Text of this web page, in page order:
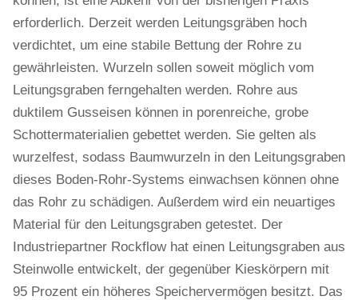
erforderlich. Derzeit werden Leitungsgräben hoch
verdichtet, um eine stabile Bettung der Rohre zu
gewährleisten. Wurzeln sollen soweit möglich vom
Leitungsgraben ferngehalten werden. Rohre aus
duktilem Gusseisen können in porenreiche, grobe
Schottermaterialien gebettet werden. Sie gelten als
wurzelfest, sodass Baumwurzeln in den Leitungsgraben
dieses Boden-Rohr-Systems einwachsen können ohne
das Rohr zu schädigen. Außerdem wird ein neuartiges
Material für den Leitungsgraben getestet. Der
Industriepartner Rockflow hat einen Leitungsgraben aus
Steinwolle entwickelt, der gegenüber Kieskörpern mit
95 Prozent ein höheres Speichervermögen besitzt. Das